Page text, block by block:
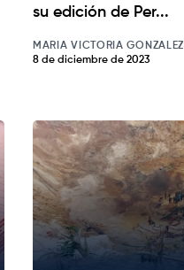
su edición de Per...
MARIA VICTORIA GONZALEZ
8 de diciembre de 2023